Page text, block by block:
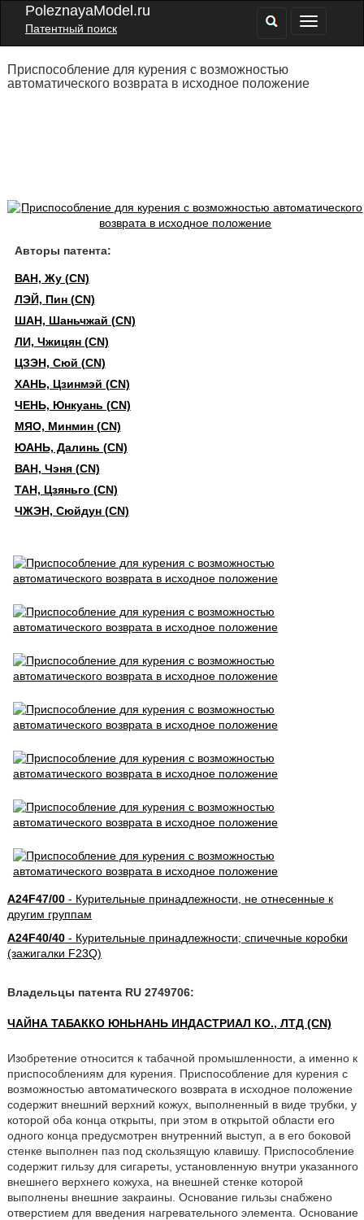
PoleznayaModel.ru
Патентный поиск
Приспособление для курения с возможностью
автоматического возврата в исходное положение
Авторы патента:
ВАН, Жу (CN)
ЛЭЙ, Пин (CN)
ШАН, Шаньчжай (CN)
ЛИ, Чжицян (CN)
ЦЗЭН, Сюй (CN)
ХАНЬ, Цзинмэй (CN)
ЧЕНЬ, Юнкуань (CN)
МЯО, Минмин (CN)
ЮАНЬ, Далинь (CN)
ВАН, Чэня (CN)
ТАН, Цзяньго (CN)
ЧЖЭН, Сюйдун (CN)
A24F47/00- Курительные принадлежности, не отнесенные к
другим группам
A24F40/40- Курительные принадлежности; спичечные коробки
(зажигалки F23Q)
Владельцы патента RU 2749706:
ЧАЙНА ТАБАККО ЮНЬНАНЬ ИНДАСТРИАЛ КО., ЛТД (CN)
Изобретение относится к табачной промышленности, а именно к
приспособлениям для курения. Приспособление для курения с
возможностью автоматического возврата в исходное положение
содержит внешний верхний кожух, выполненный в виде трубки, у
которой оба конца открыты, при этом в открытой области его
одного конца предусмотрен внутренний выступ, а в его боковой
стенке выполнен паз под скользящую клавишу. Приспособление
содержит гильзу для сигареты, установленную внутри указанного
внешнего верхнего кожуха, на внешней стенке которой
выполнены внешние закраины. Основание гильзы снабжено
отверстием для введения нагревательного элемента. Основание